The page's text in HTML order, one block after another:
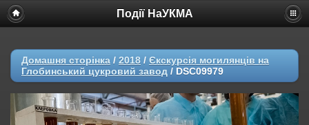
Події НаУКМА
Домашня сторінка / 2018 / Єкскурсія могилянців на
Глобинський цукровий завод / DSC09979